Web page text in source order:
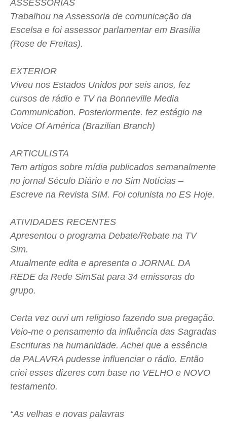
ASSESSORIAS
Trabalhou na Assessoria de comunicação da
Escelsa e foi assessor parlamentar em Brasília
(Rose de Freitas).
EXTERIOR
Viveu nos Estados Unidos por seis anos, fez
cursos de rádio e TV na Bonneville Media
Communication. Posteriormente. fez estágio na
Voice Of América (Brazilian Branch)
ARTICULISTA
Tem artigos sobre mídia publicados semanalmente
no jornal Século Diário e no Sim Notícias –
Escreve na Revista SIM. Foi colunista no ES Hoje.
ATIVIDADES RECENTES
Apresentou o programa Debate/Rebate na TV
Sim.
Atualmente edita e apresenta o JORNAL DA
REDE da Rede SimSat para 34 emissoras do
grupo.
Certa vez ouvi um religioso fazendo sua pregação.
Veio-me o pensamento da influência das Sagradas
Escrituras na humanidade. Achei que a essência
da PALAVRA pudesse influenciar o rádio. Então
criei esses dizeres com base no VELHO e NOVO
testamento.
“As velhas e novas palavras